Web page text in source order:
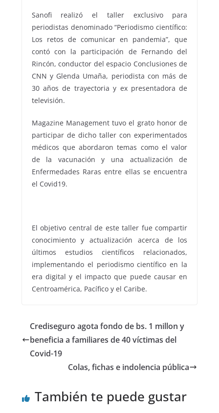
Sanofi realizó el taller exclusivo para
periodistas denominado “Periodismo científico:
Los retos de comunicar en pandemia”, que
contó con la participación de Fernando del
Rincón, conductor del espacio Conclusiones de
CNN y Glenda Umaña, periodista con más de
30 años de trayectoria y ex presentadora de
televisión.
Magazine Management tuvo el grato honor de
participar de dicho taller con experimentados
médicos que abordaron temas como el valor
de la vacunación y una actualización de
Enfermedades Raras entre ellas se encuentra
el Covid19.
El objetivo central de este taller fue compartir
conocimiento y actualización acerca de los
últimos estudios científicos relacionados,
implementando el periodismo científico en la
era digital y el impacto que puede causar en
Centroamérica, Pacífico y el Caribe.
Crediseguro agota fondo de bs. 1 millon y
beneficia a familiares de 40 víctimas del
Covid-19
Colas, fichas e indolencia pública
También te puede gustar